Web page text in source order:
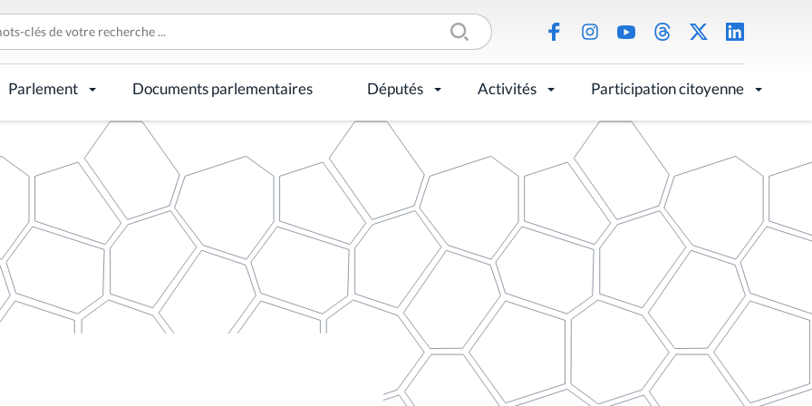
Parlement Documents parlementaires Députés Activités Participation citoyenne